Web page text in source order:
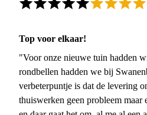
Top voor elkaar!
"Voor onze nieuwe tuin hadden
rondbellen hadden we bij
verbeterpuntje is dat de levering
thuiswerken geen probleem